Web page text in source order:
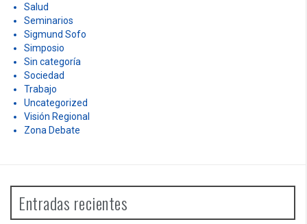
Salud
Seminarios
Sigmund Sofo
Simposio
Sin categoría
Sociedad
Trabajo
Uncategorized
Visión Regional
Zona Debate
Entradas recientes